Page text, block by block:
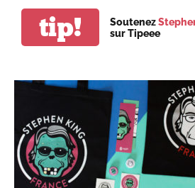
tip! Soutenez
sur Tipeee